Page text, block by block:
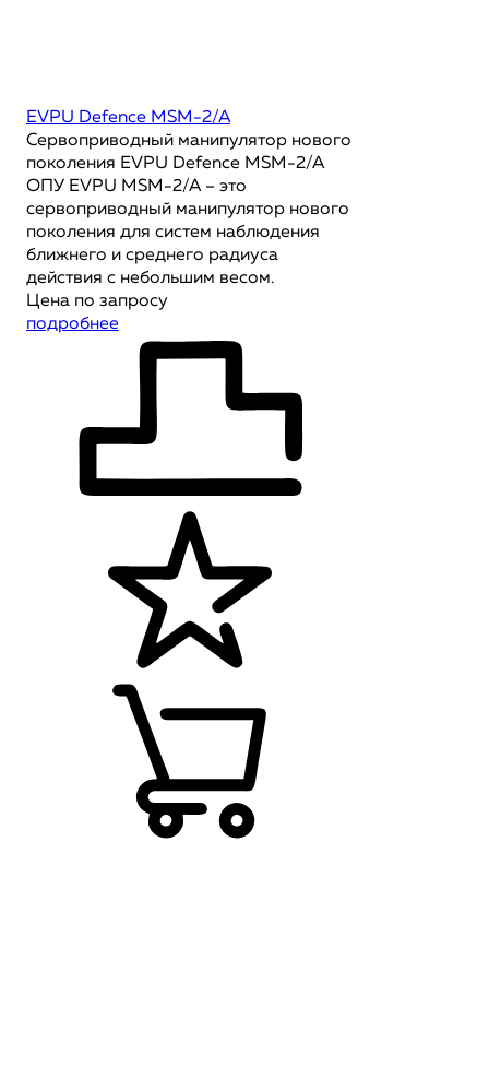
EVPU Defence MSM-2/A
Сервоприводный манипулятор нового
поколения EVPU Defence MSM-2/A
ОПУ EVPU MSM-2/A – это
сервоприводный манипулятор нового
поколения для систем наблюдения
ближнего и среднего радиуса
действия с небольшим весом.
Цена по запросу
подробнее